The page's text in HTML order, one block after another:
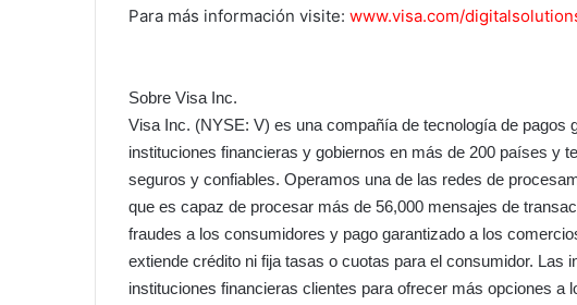
Para más información visite: www.visa.com/
Sobre Visa Inc.
Visa Inc. (NYSE: V) es una compañía de tecnología de pagos
instituciones financieras y gobiernos en más de 200 países y
seguros y confiables. Operamos una de las redes de
que es capaz de procesar más de 56,000 mensajes de
fraudes a los consumidores y pago garantizado a los
extiende crédito ni fija tasas o cuotas para el consumidor. Las
instituciones financieras clientes para ofrecer más opciones a